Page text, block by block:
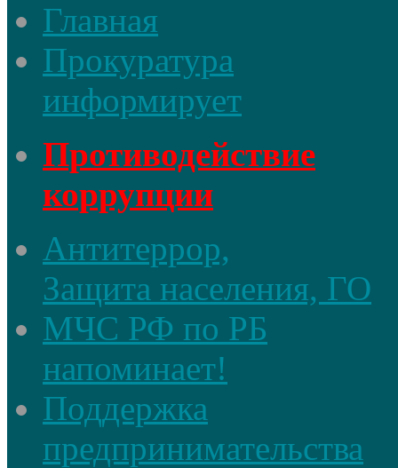
Главная
Прокуратура
информирует
Противодействие
коррупции
Антитеррор,
Защита населения, ГО
МЧС РФ по РБ
напоминает!
Поддержка
предпринимательства